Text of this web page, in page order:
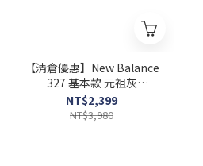
【清倉優惠】New Balance
327 基本款 元祖灰
MS327LAB
NT$2,399
NT$3,980